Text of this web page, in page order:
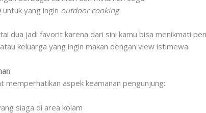
untuk yang ingin outdoor cooking
dua jadi favorit karena dari sini kamu bisa menikmati
keluarga yang ingin makan dengan view istimewa.
memperhatikan aspek keamanan pengunjung:
siaga di area kolam